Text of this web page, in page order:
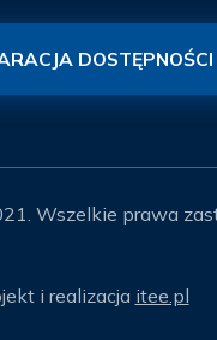
DOSTĘPNOŚCI
Wszelkie prawa
i realizacja itee.pl